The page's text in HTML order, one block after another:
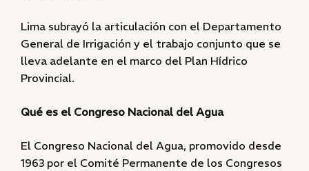
Lima subrayó la articulación con el Departamento
General de Irrigación y el trabajo conjunto que se
lleva adelante en el marco del Plan Hídrico
Provincial.
Qué es el Congreso Nacional del Agua
El Congreso Nacional del Agua, promovido desde
1963 por el Comité Permanente de los Congresos